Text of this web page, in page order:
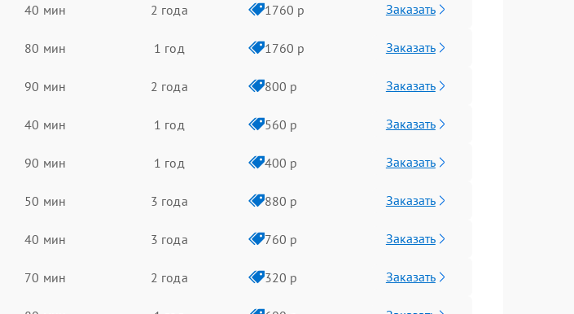
40 мин 2 года 1760 р Заказать
80 мин 1 год 1760 р Заказать
90 мин 2 года 800 р Заказать
40 мин 1 год 560 р Заказать
90 мин 1 год 400 р Заказать
50 мин 3 года 880 р Заказать
40 мин 3 года 760 р Заказать
70 мин 2 года 320 р Заказать